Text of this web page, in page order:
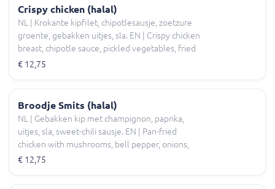
Crispy chicken (halal)
NL | Krokante kipfilet, chipotlesausje, zoetzure
groente, gebakken uitjes, sla. EN | Crispy chicken
breast, chipotle sauce, pickled vegetables, fried
onions, lettuce.
€ 12,75
Broodje Smits (halal)
NL | Gebakken kip met champignon, paprika,
uitjes, sla, sweet-chili sausje. EN | Pan-fried
chicken with mushrooms, bell pepper, onions,
lettuce, sweet chili sauce.
€ 12,75